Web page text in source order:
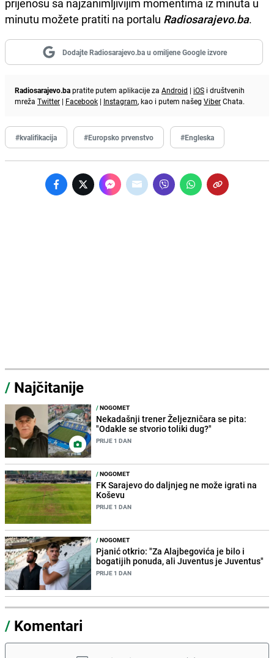
minutu možete pratiti na portalu Radiosarajevo.ba.
Dodajte Radiosarajevo.ba u omiljene Google izvore
Radiosarajevo.bapratite putem aplikacije za Android | iOS i društvenih
mreža Twitter | Facebook | Instagram, kao i putem našeg ViberChata.
#kvalifikacija #Europsko prvenstvo #Engleska
/ Najčitanije
/NOGOMET
Nekadašnji trener Željezničara se pita:
"Odakle se stvorio toliki dug?"
PRIJE 1 DAN
/NOGOMET
FK Sarajevo do daljnjeg ne može igrati na
Koševu
PRIJE 1 DAN
/NOGOMET
Pjanić otkrio: "Za Alajbegovića je bilo i
bogatijih ponuda, ali Juventus je Juventus"
PRIJE 1 DAN
/ Komentari